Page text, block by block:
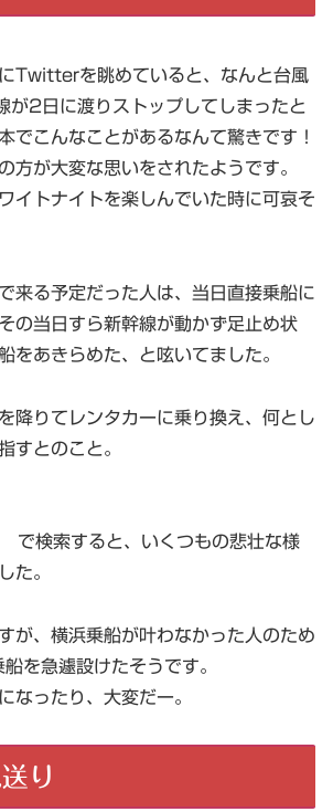
Twitterを眺めていると、なんと台風
が2日に渡りストップしてしまったと
でこんなことがあるなんて驚きです！
方が大変な思いをされたようです。
イトナイトを楽しんでいた時に可哀そ
来る予定だった人は、当日直接乗船に
の当日すら新幹線が動かず足止め状
をあきらめた、と呟いてました。
降りてレンタカーに乗り換え、何とし
すとのこと。
検索すると、いくつもの悲壮な様
た。
が、横浜乗船が叶わなかった人のため
を急遽設けたそうです。
なったり、大変だー。
り